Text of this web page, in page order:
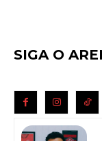
SIGA O